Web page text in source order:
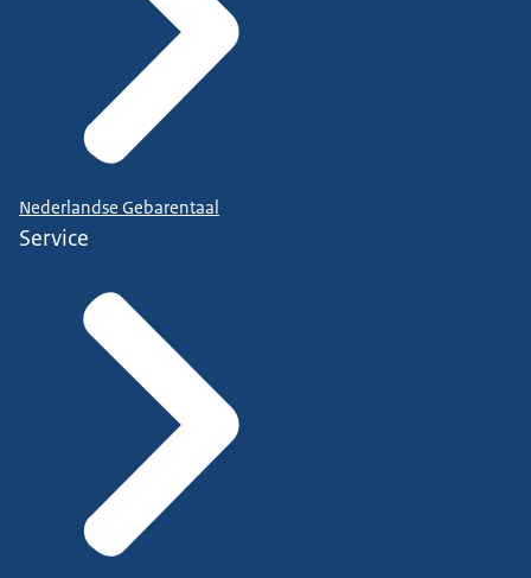
Nederlandse Gebarentaal
Service